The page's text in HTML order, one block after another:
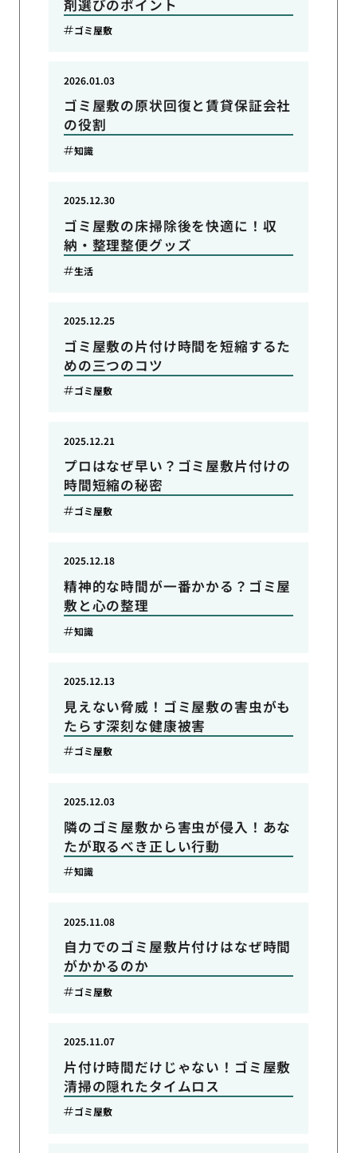
剤選びのポイント
ゴミ屋敷
ゴミ屋敷の原状回復と賃貸保証会社
の役割
2026.01.03
知識
ゴミ屋敷の床掃除後を快適に！収
納・整理整便グッズ
2025.12.30
生活
ゴミ屋敷の片付け時間を短縮するた
めの三つのコツ
2025.12.25
ゴミ屋敷
プロはなぜ早い？ゴミ屋敷片付けの
時間短縮の秘密
2025.12.21
ゴミ屋敷
精神的な時間が一番かかる？ゴミ屋
敷と心の整理
2025.12.18
知識
見えない脅威！ゴミ屋敷の害虫がも
たらす深刻な健康被害
2025.12.13
ゴミ屋敷
隣のゴミ屋敷から害虫が侵入！あな
たが取るべき正しい行動
2025.12.03
知識
自力でのゴミ屋敷片付けはなぜ時間
がかかるのか
2025.11.08
ゴミ屋敷
片付け時間だけじゃない！ゴミ屋敷
清掃の隠れたタイムロス
2025.11.07
ゴミ屋敷